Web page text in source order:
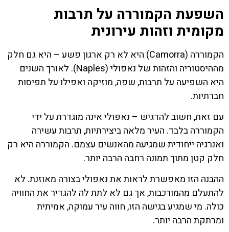
השפעת הקמוררה על תרבות
מקומית וזהות עירונית
הקמוררה (Camorra) היא לא רק ארגון פשע – היא גם חלק
מההיסטוריה והזהות של נאפולי (Naples). לאורך השנים
היא השפיעה על תרבות, שפה, מוזיקה ואפילו על תפיסות
חברתיות.
עם זאת, חשוב להדגיש – נאפולי אינה מוגדרת על ידי
הקמוררה בלבד. העיר מלאה ביצירתיות, תרבות עשירה
ואנרגיה ייחודית שמגיעה מהאנשים עצמם. הקמוררה היא רק
חלק קטן מתוך תמונה רחבה הרבה יותר.
ההבנה הזו מאפשרת לראות את נאפולי בצורה מאוזנת. לא
להתעלם מהמורכבות, אך גם לא לתת לה להגדיר את החוויה
כולה. מי שמגיע בגישה הזו, חווה עיר עמוקה, אמיתית
ומרתקת הרבה יותר.